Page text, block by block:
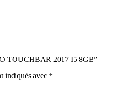
TOUCHBAR 2017 I5 8GB”
indiqués avec *